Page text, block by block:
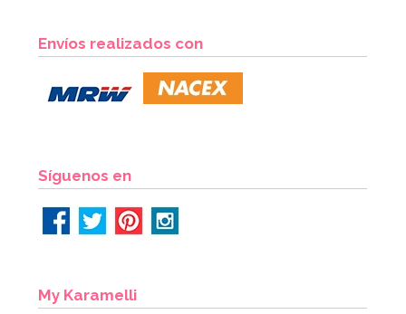
Envíos realizados con
Síguenos en
My Karamelli